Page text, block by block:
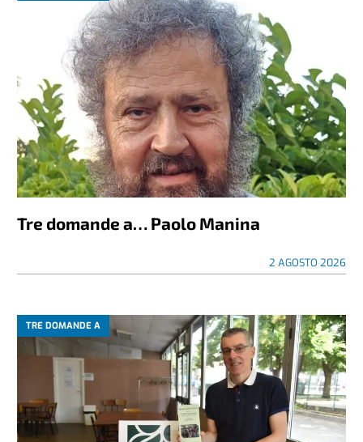
Tre domande a… Paolo Manina
2 AGOSTO 2026
TRE DOMANDE A